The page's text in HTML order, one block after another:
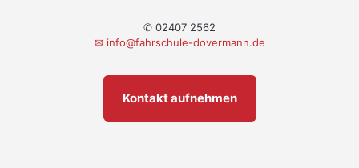
✆ 02407 2562
✉ info@fahrschule-dovermann.de
Kontakt aufnehmen